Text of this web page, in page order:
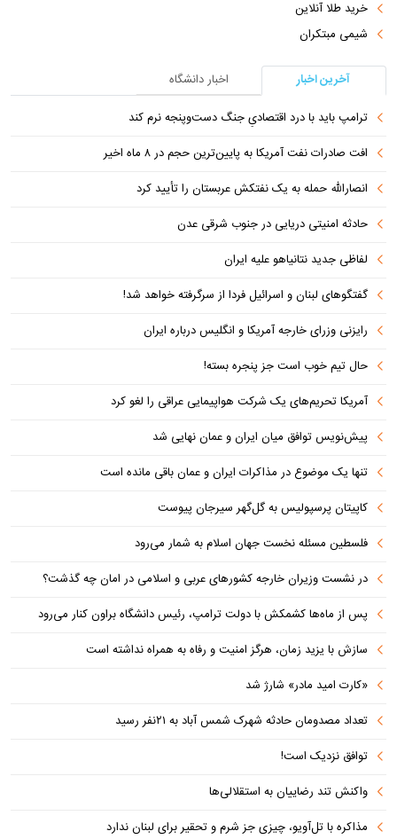
خرید طلا آنلاین
شیمی مبتکران
آخرین اخبار
اخبار دانشگاه
ترامپ باید با درد اقتصادیِ جنگ دست‌و‌پنجه نرم کند
افت صادرات نفت آمریکا به پایین‌ترین حجم در ۸ ماه اخیر
انصارالله حمله به یک نفتکش عربستان را تأیید کرد
حادثه امنیتی دریایی در جنوب شرقی عدن
لفاظی جدید نتانیاهو علیه ایران
گفتگوهای لبنان و اسرائیل فردا از سرگرفته خواهد شد!
رایزنی وزرای خارجه آمریکا و انگلیس درباره ایران
حال تیم خوب است جز پنجره بسته!
آمریکا تحریم‌های یک شرکت هواپیمایی عراقی را لغو کرد
پیش‌نویس توافق میان ایران و عمان نهایی شد
تنها یک موضوع در مذاکرات ایران و عمان باقی مانده است
کاپیتان پرسپولیس به گل‌گهر سیرجان پیوست
فلسطین مسئله نخست جهان اسلام به شمار می‌رود
در نشست وزیران خارجه کشورهای عربی و اسلامی در امان چه گذشت؟
پس از ماه‌ها کشمکش با دولت ترامپ، رئیس دانشگاه براون کنار می‌رود
سازش با یزید زمان، هرگز امنیت و رفاه به همراه نداشته است
«کارت امید مادر» شارژ شد
تعداد مصدومان حادثه شهرک شمس آباد به ۲۱نفر رسید
توافق نزدیک است!
واکنش تند رضاییان به استقلالی‌ها
مذاکره با تل‌آویو، چیزی جز شرم و تحقیر برای لبنان ندارد